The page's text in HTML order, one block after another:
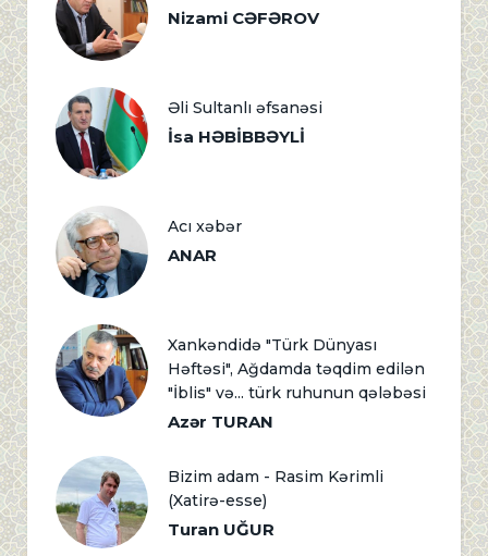
Nizami CƏFƏROV
Əli Sultanlı əfsanəsi
İsa HƏBİBBƏYLİ
Acı xəbər
ANAR
Xankəndidə "Türk Dünyası
Həftəsi", Ağdamda təqdim edilən
"İblis" və... türk ruhunun qələbəsi
Azər TURAN
Bizim adam - Rasim Kərimli
(Xatirə-esse)
Turan UĞUR